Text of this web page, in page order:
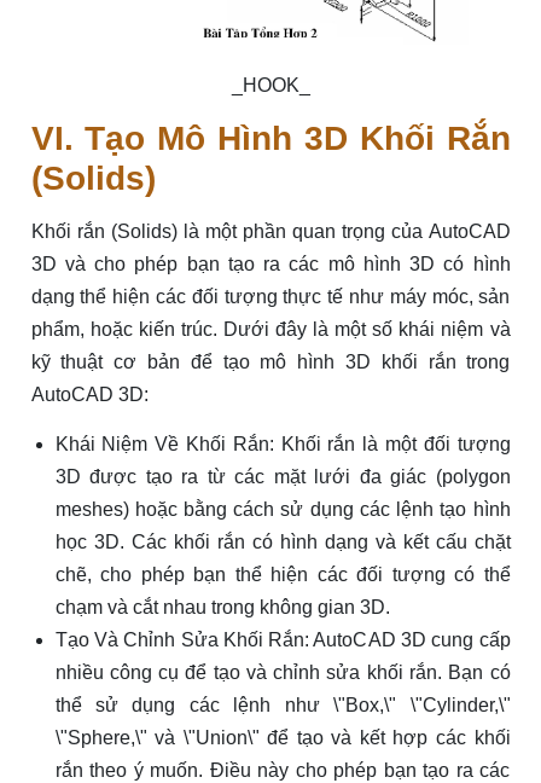
_HOOK_
VI. Tạo Mô Hình 3D Khối Rắn
(Solids)
Khối rắn (Solids) là một phần quan trọng của AutoCAD
3D và cho phép bạn tạo ra các mô hình 3D có hình
dạng thể hiện các đối tượng thực tế như máy móc, sản
phẩm, hoặc kiến trúc. Dưới đây là một số khái niệm và
kỹ thuật cơ bản để tạo mô hình 3D khối rắn trong
AutoCAD 3D:
Khái Niệm Về Khối Rắn: Khối rắn là một đối tượng
3D được tạo ra từ các mặt lưới đa giác (polygon
meshes) hoặc bằng cách sử dụng các lệnh tạo hình
học 3D. Các khối rắn có hình dạng và kết cấu chặt
chẽ, cho phép bạn thể hiện các đối tượng có thể
chạm và cắt nhau trong không gian 3D.
Tạo Và Chỉnh Sửa Khối Rắn: AutoCAD 3D cung cấp
nhiều công cụ để tạo và chỉnh sửa khối rắn. Bạn có
thể sử dụng các lệnh như \"Box,\" \"Cylinder,\"
\"Sphere,\" và \"Union\" để tạo và kết hợp các khối
rắn theo ý muốn. Điều này cho phép bạn tạo ra các